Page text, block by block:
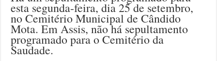
esta segunda-feira, dia 25 de setembro,
no Cemitério Municipal de Cândido
Mota. Em Assis, não há sepultamento
programado para o Cemitério da
Saudade.